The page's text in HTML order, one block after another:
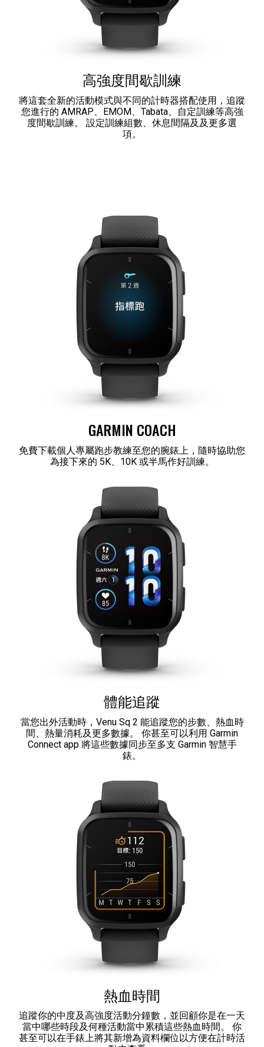
高強度間歇訓練
將這套全新的活動模式與不同的計時器搭配使用，追蹤
您進行的 AMRAP、EMOM、Tabata、自定訓練等高強
度間歇訓練。 設定訓練組數、休息間隔及及更多選
項。
GARMIN COACH
免費下載個人專屬跑步教練至您的腕錶上，隨時協助您
為接下來的 5K、10K 或半馬作好訓練。
體能追蹤
當您出外活動時，Venu Sq 2 能追蹤您的步數、熱血時
間、熱量消耗及更多數據。 你甚至可以利用 Garmin
Connect app 將這些數據同步至多支 Garmin 智慧手
錶。
熱血時間
追蹤你的中度及高強度活動分鐘數，並回顧你是在一天
當中哪些時段及何種活動當中累積這些熱血時間。 你
甚至可以在手錶上將其新增為資料欄位以方便在計時活